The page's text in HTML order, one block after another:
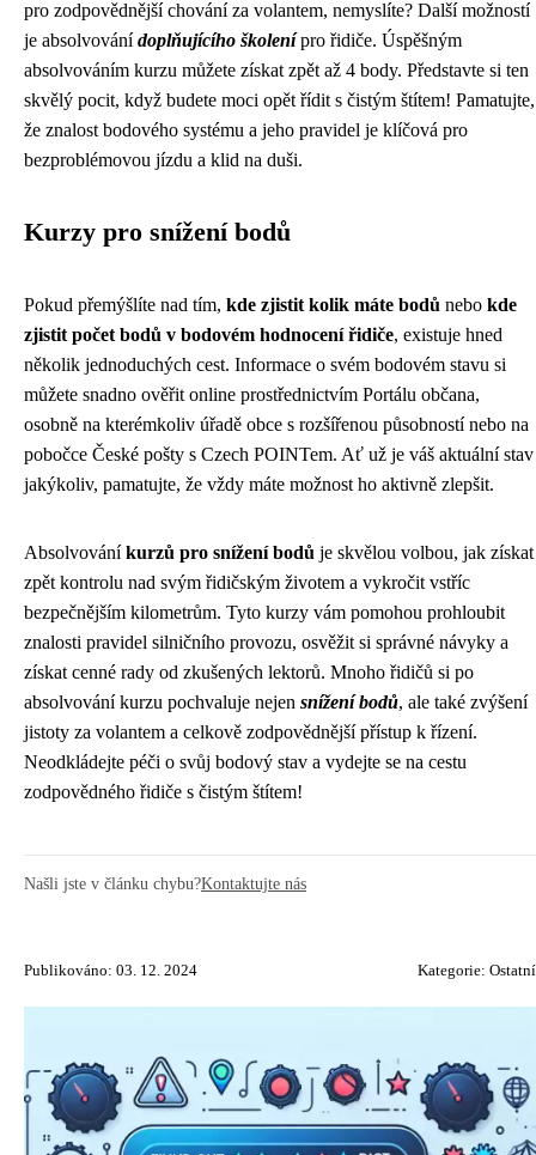
pro zodpovědnější chování za volantem, nemyslíte? Další možností
je absolvovánídoplňujícího školenípro řidiče. Úspěšným
absolvováním kurzu můžete získat zpět až 4 body. Představte si ten
skvělý pocit, když budete moci opět řídit s čistým štítem! Pamatujte,
že znalost bodového systému a jeho pravidel je klíčová pro
bezproblémovou jízdu a klid na duši.
Kurzy pro snížení bodů
Pokud přemýšlíte nad tím, kde zjistit kolik máte bodů nebo kde
zjistit počet bodů v bodovém hodnocení řidiče, existuje hned
několik jednoduchých cest. Informace o svém bodovém stavu si
můžete snadno ověřit online prostřednictvím Portálu občana,
osobně na kterémkoliv úřadě obce s rozšířenou působností nebo na
pobočce České pošty s Czech POINTem. Ať už je váš aktuální stav
jakýkoliv, pamatujte, že vždy máte možnost ho aktivně zlepšit.
Absolvováníkurzů pro snížení bodů je skvělou volbou, jak získat
zpět kontrolu nad svým řidičským životem a vykročit vstříc
bezpečnějším kilometrům. Tyto kurzy vám pomohou prohloubit
znalosti pravidel silničního provozu, osvěžit si správné návyky a
získat cenné rady od zkušených lektorů. Mnoho řidičů si po
absolvování kurzu pochvaluje nejen snížení bodů, ale také zvýšení
jistoty za volantem a celkově zodpovědnější přístup k řízení.
Neodkládejte péči o svůj bodový stav a vydejte se na cestu
zodpovědného řidiče s čistým štítem!
Našli jste v článku chybu?Kontaktujte nás
Publikováno: 03. 12. 2024 Kategorie: Ostatní